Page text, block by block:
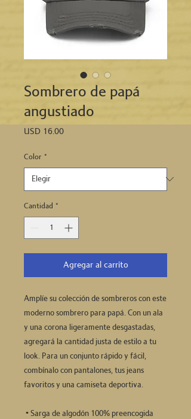
Sombrero de papá
angustiado
USD 16.00Precio
Color *
Cantidad *
Agregar al carrito
Amplíe su colección de sombreros con este
moderno sombrero para papá. Con un ala
y una corona ligeramente desgastadas,
agregará la cantidad justa de estilo a tu
look. Para un conjunto rápido y fácil,
combínalo con pantalones, tus jeans
favoritos y una camiseta deportiva.
• Sarga de algodón 100% preencogida